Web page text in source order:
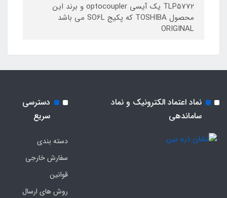
TLP5772 یک آیسی optocoupler و برند این
محصول TOSHIBA که پکیج SO6L می باشد
ORIGINAL
نماد اعتماد الکترونیک و نماد
ساماندهی
دسترسی
سریع
دسته بندی
سفارش خارجی
قوانین
روش های ارسال